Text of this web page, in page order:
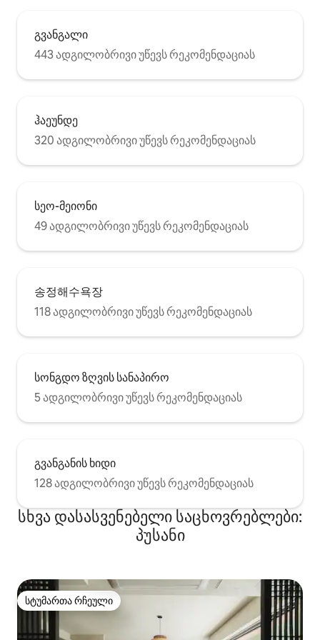
გვანგალი
443 ადგილობრივი უწევს რეკომენდაციას
ჰაეუნდე
320 ადგილობრივი უწევს რეკომენდაციას
სეო-მეიონი
49 ადგილობრივი უწევს რეკომენდაციას
송정해수욕장
118 ადგილობრივი უწევს რეკომენდაციას
სონგდო ზღვის სანაპირო
5 ადგილობრივი უწევს რეკომენდაციას
გვანგანის ხიდი
128 ადგილობრივი უწევს რეკომენდაციას
სხვა დასასვენებელი საცხოვრებლები:
პუსანი
სტუმართა რჩეული
სტუმართა რჩეული